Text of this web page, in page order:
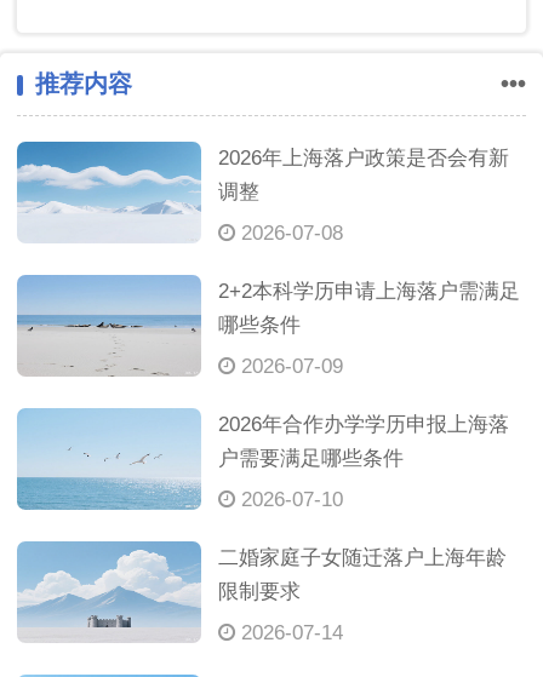
推荐内容 •••
2026年上海落户政策是否会有新
调整
2026-07-08
2+2本科学历申请上海落户需满足
哪些条件
2026-07-09
2026年合作办学学历申报上海落
户需要满足哪些条件
2026-07-10
二婚家庭子女随迁落户上海年龄
限制要求
2026-07-14